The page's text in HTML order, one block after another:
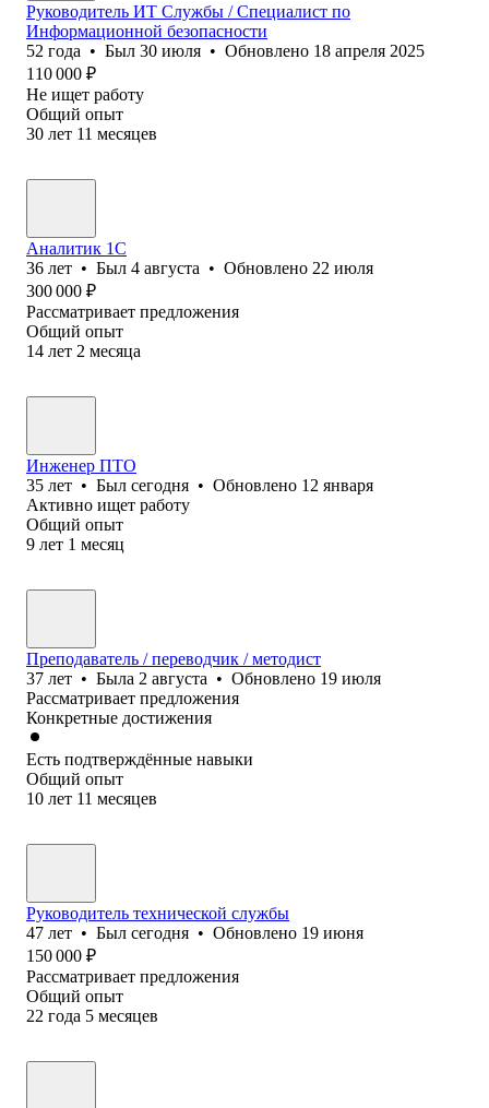
Руководитель ИТ Службы / Специалист по
Информационной безопасности
52 года • Был 30 июля • Обновлено 18 апреля 2025
110 000 ₽
Не ищет работу
Общий опыт
30 лет 11 месяцев
Аналитик 1С
36 лет • Был 4 августа • Обновлено 22 июля
300 000 ₽
Рассматривает предложения
Общий опыт
14 лет 2 месяца
Инженер ПТО
35 лет • Был сегодня • Обновлено 12 января
Активно ищет работу
Общий опыт
9 лет 1 месяц
Преподаватель / переводчик / методист
37 лет • Была 2 августа • Обновлено 19 июля
Рассматривает предложения
Конкретные достижения
Есть подтверждённые навыки
Общий опыт
10 лет 11 месяцев
Руководитель технической службы
47 лет • Был сегодня • Обновлено 19 июня
150 000 ₽
Рассматривает предложения
Общий опыт
22 года 5 месяцев